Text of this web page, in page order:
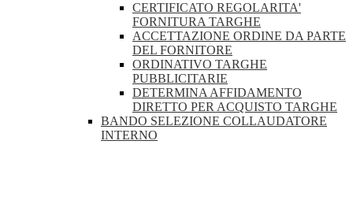
CERTIFICATO REGOLARITA'
FORNITURA TARGHE
ACCETTAZIONE ORDINE DA PARTE
DEL FORNITORE
ORDINATIVO TARGHE
PUBBLICITARIE
DETERMINA AFFIDAMENTO
DIRETTO PER ACQUISTO TARGHE
BANDO SELEZIONE COLLAUDATORE
INTERNO